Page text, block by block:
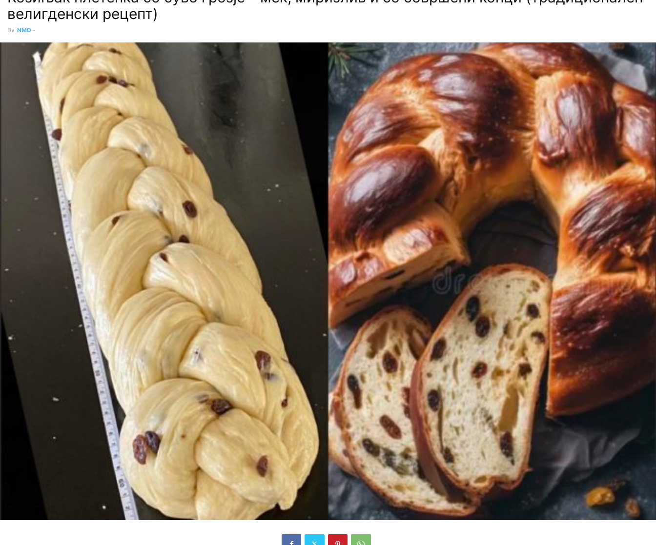
велигденски рецепт)
By NMD -